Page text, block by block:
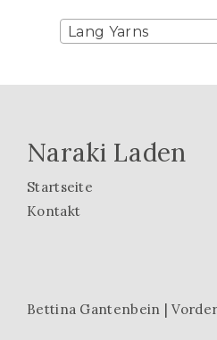
Lang Yarns
Naraki Laden
Startseite
Kontakt
Bettina Gantenbein |